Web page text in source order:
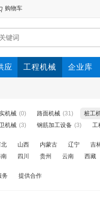
购物车
应 工程机械 企业库
机械 (0) 路面机械 (31) 桩工
机械 (3) 钢筋加工设备 (3) 工
山西 内蒙古 辽宁 吉
四川 贵州 云南 西藏
务 提供合作